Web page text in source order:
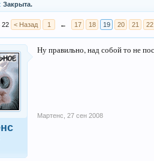
Закрыта.
22 < Назад 1 ← 17 18 19 20 21 22
Ну правильно, над собой то не
Мартенс 27 сен 2008